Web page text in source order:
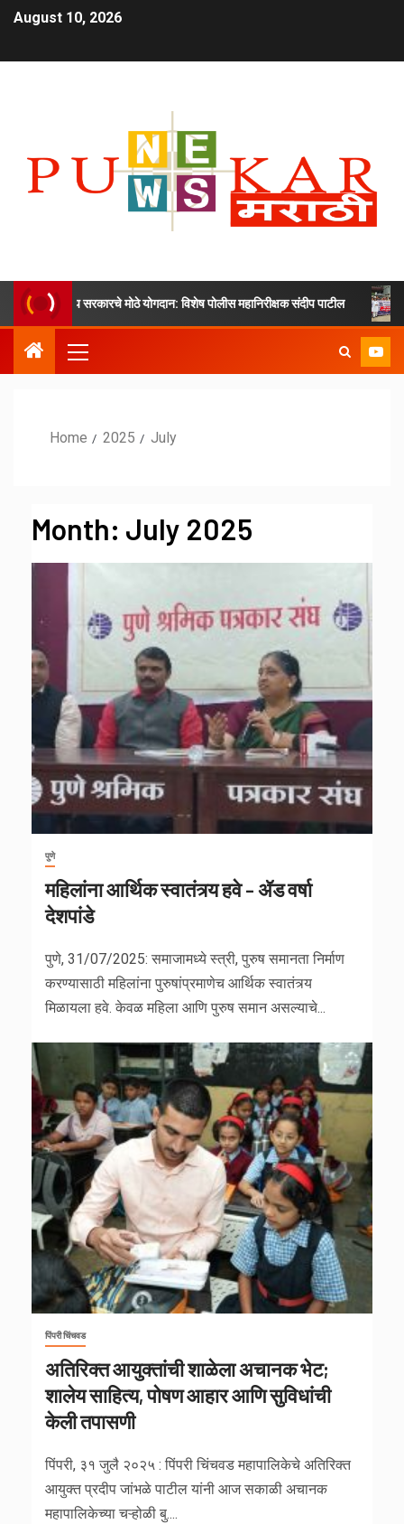
August 10, 2026
राज्य सरकारचे मोठे योगदान: विशेष पोलीस महानिरीक्षक संदीप पाटील
Home 2025 July
Month: July 2025
पुणे
महिलांना आर्थिक स्वातंत्र्य हवे – ॲड वर्षा
देशपांडे
पुणे, 31/07/2025: समाजामध्ये स्त्री, पुरुष समानता निर्माण
करण्यासाठी महिलांना पुरुषांप्रमाणेच आर्थिक स्वातंत्र्य
मिळायला हवे. केवळ महिला आणि पुरुष समान असल्याचे...
पिंपरी चिंचवड
अतिरिक्त आयुक्तांची शाळेला अचानक भेट;
शालेय साहित्य, पोषण आहार आणि सुविधांची
केली तपासणी
पिंपरी, ३१ जुलै २०२५ : पिंपरी चिंचवड महापालिकेचे अतिरिक्त
आयुक्त प्रदीप जांभळे पाटील यांनी आज सकाळी अचानक
महापालिकेच्या चऱ्होळी बु....